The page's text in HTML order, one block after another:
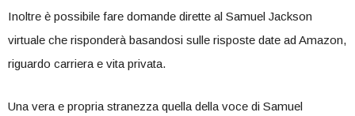
Inoltre è possibile fare domande dirette al Samuel Jackson
virtuale che risponderà basandosi sulle risposte date ad Amazon,
riguardo carriera e vita privata.
Una vera e propria stranezza quella della voce di Samuel